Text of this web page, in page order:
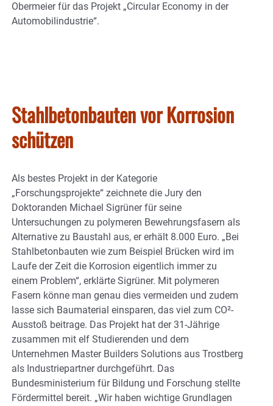
Obermeier für das Projekt „Circular Economy in der
Automobilindustrie“.
Stahlbetonbauten vor Korrosion
schützen
Als bestes Projekt in der Kategorie
„Forschungsprojekte“ zeichnete die Jury den
Doktoranden Michael Sigrüner für seine
Untersuchungen zu polymeren Bewehrungsfasern als
Alternative zu Baustahl aus, er erhält 8.000 Euro. „Bei
Stahlbetonbauten wie zum Beispiel Brücken wird im
Laufe der Zeit die Korrosion eigentlich immer zu
einem Problem“, erklärte Sigrüner. Mit polymeren
Fasern könne man genau dies vermeiden und zudem
lasse sich Baumaterial einsparen, das viel zum CO²-
Ausstoß beitrage. Das Projekt hat der 31-Jährige
zusammen mit elf Studierenden und dem
Unternehmen Master Builders Solutions aus Trostberg
als Industriepartner durchgeführt. Das
Bundesministerium für Bildung und Forschung stellte
Fördermittel bereit. „Wir haben wichtige Grundlagen